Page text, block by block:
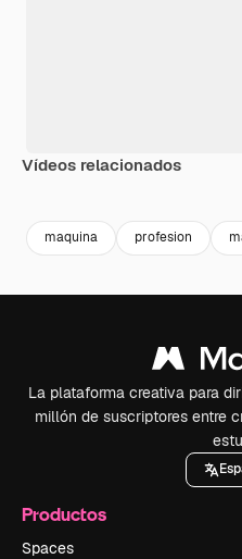
Vídeos relacionados
maquina profesion
La plataforma creativa para
millón de suscriptores entre
Productos
Spaces